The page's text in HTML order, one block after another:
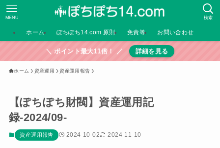
検索
MENU
ホーム ぽちぽち14.com 原則 免責等 お問い合わせ
＼ ポイント最大11倍！ ／ 詳細を見る
ホーム 資産運用 資産運用報告
【ぽちぽち財閥】資産運用記
録-2024/09-
資産運用報告 2024-10-02 2024-11-10